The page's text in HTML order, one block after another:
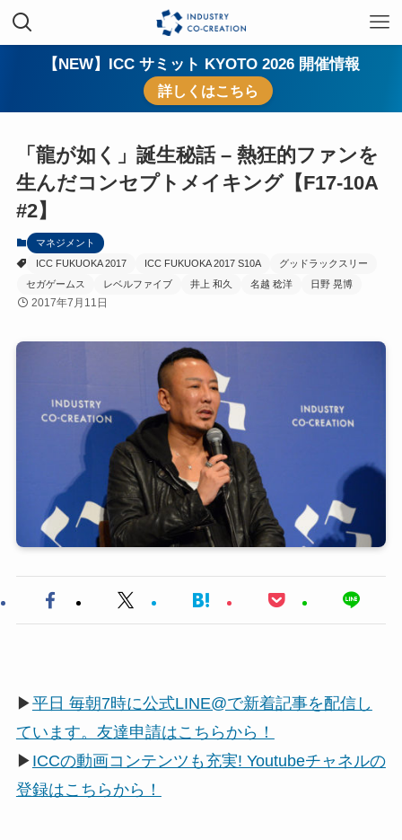
【NEW】ICC サミット KYOTO 2026 開催情報
詳しくはこちら
「龍が如く」誕生秘話 – 熱狂的ファンを
生んだコンセプトメイキング【F17-10A
#2】
マネジメント
ICC FUKUOKA 2017
ICC FUKUOKA 2017 S10A
グッドラックスリー
セガゲームス
レベルファイブ 井上 和久 名越 稔洋 日野 晃博
2017年7月11日
▶平日 毎朝7時に公式LINE@で新着記事を配信し
ています。友達申請はこちらから！
▶ ICCの動画コンテンツも充実! Youtubeチャネルの
登録はこちらから！